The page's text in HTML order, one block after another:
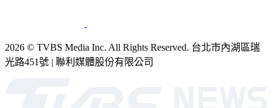
2026 © TVBS Media Inc. All Rights Reserved. 台北市內湖區瑞
光路451號 | 聯利媒體股份有限公司